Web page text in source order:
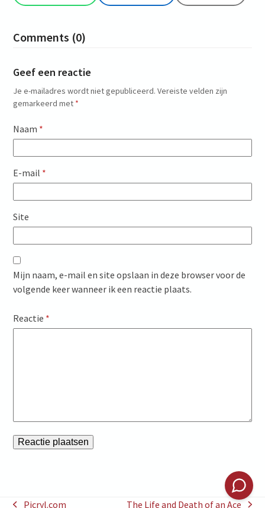
Comments (0)
Geef een reactie
Je e-mailadres wordt niet gepubliceerd. Vereiste velden zijn
gemarkeerd met *
Naam *
E-mail *
Site
Mijn naam, e-mail en site opslaan in deze browser voor de
volgende keer wanneer ik een reactie plaats.
Reactie *
Picryl.com The Life and Death of an Ace